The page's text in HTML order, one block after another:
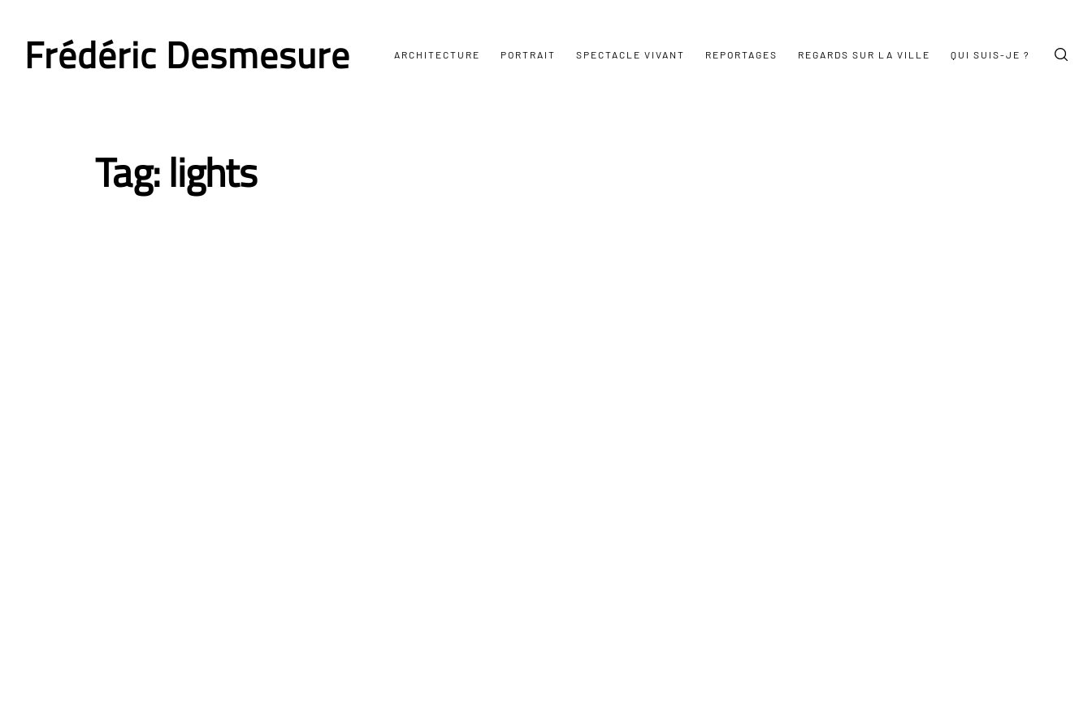
Frédéric Desmesure ARCHITECTURE PORTRAIT SPECTACLE VIVANT REPORTAGES REGARDS SUR LA VILLE QUI SUIS-JE ?
Tag:lights